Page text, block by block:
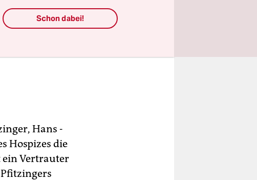
Hans -
Hospizes die
ein Vertrauter
Schon dabei!